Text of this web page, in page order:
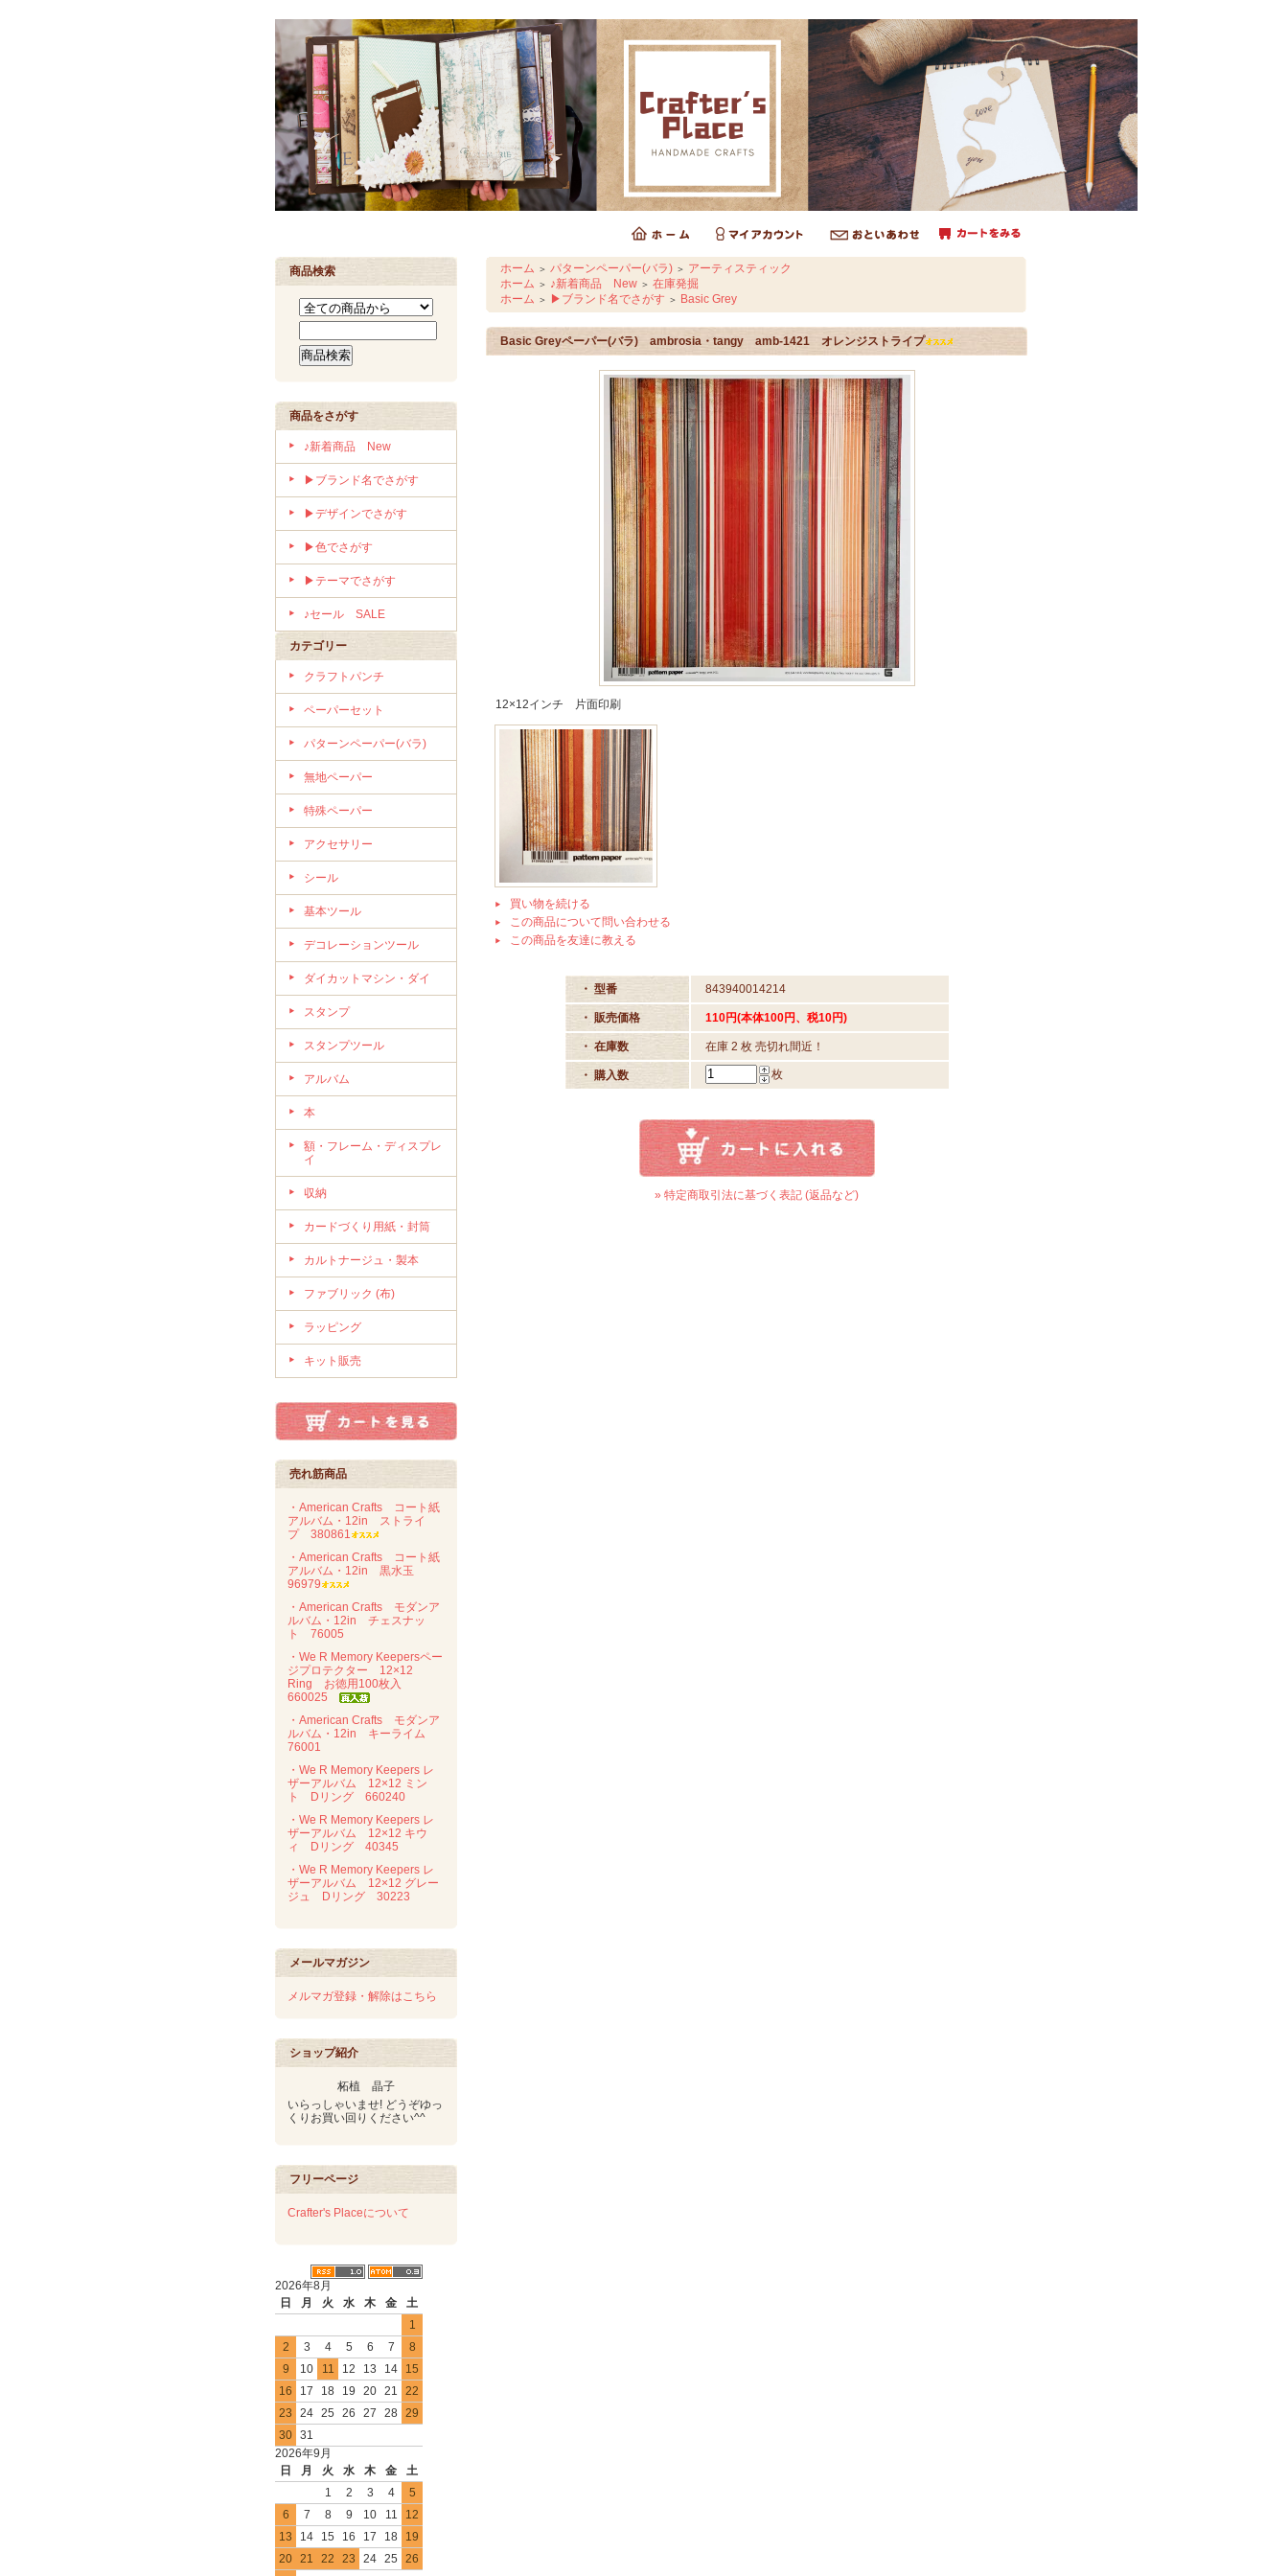
商品検索
商品をさがす
♪新着商品 New
▶ブランド名でさがす
▶デザインでさがす
▶色でさがす
▶テーマでさがす
♪セール SALE
カテゴリー
クラフトパンチ
ペーパーセット
パターンペーパー(バラ)
無地ペーパー
特殊ペーパー
アクセサリー
シール
基本ツール
デコレーションツール
ダイカットマシン・ダイ
スタンプ
スタンプツール
アルバム
本
額・フレーム・ディスプレ
イ
収納
カードづくり用紙・封筒
カルトナージュ・製本
ファブリック (布)
ラッピング
キット販売
売れ筋商品
・American Crafts コート紙
アルバム・12in ストライ
プ 380861
・American Crafts コート紙
アルバム・12in 黒水玉
96979
・American Crafts モダンア
ルバム・12in チェスナッ
ト 76005
・We R Memory Keepersペー
ジプロテクター 12×12
Ring お徳用100枚入
660025
・American Crafts モダンア
ルバム・12in キーライム
76001
・We R Memory Keepers レ
ザーアルバム 12×12 ミン
ト Dリング 660240
・We R Memory Keepers レ
ザーアルバム 12×12 キウ
ィ Dリング 40345
・We R Memory Keepers レ
ザーアルバム 12×12 グレー
ジュ Dリング 30223
メールマガジン
メルマガ登録・解除はこちら
ショップ紹介
柘植 晶子
いらっしゃいませ! どうぞゆっ
くりお買い回りください^^
フリーページ
Crafter's Placeについて
2026年8月
日
月 火 水 木 金
土
1
2
3 4 5 6 7
8
9
10 11 12 13 14
15
16
17 18 19 20 21
22
23
24 25 26 27 28 29
30 31
2026年9月
日
月 火 水 木 金
土
1
2 3 4
5
6
7 8 9 10 11
12
13
14 15 16 17 18
19
20 21 22 23 24 25
26
ホーム ＞ パターンペーパー(バラ) ＞ アーティスティック
ホーム ＞ ♪新着商品 New ＞ 在庫発掘
ホーム ＞ ▶ブランド名でさがす ＞ Basic Grey
Basic Greyペーパー(バラ) ambrosia・tangy amb-1421 オレンジストライプ
12×12インチ 片面印刷
買い物を続ける
この商品について問い合わせる
この商品を友達に教える
・ 型番 843940014214
・ 販売価格 110円(本体100円、税10円)
・ 在庫数 在庫 2 枚 売切れ間近！
・ 購入数 枚
» 特定商取引法に基づく表記 (返品など)